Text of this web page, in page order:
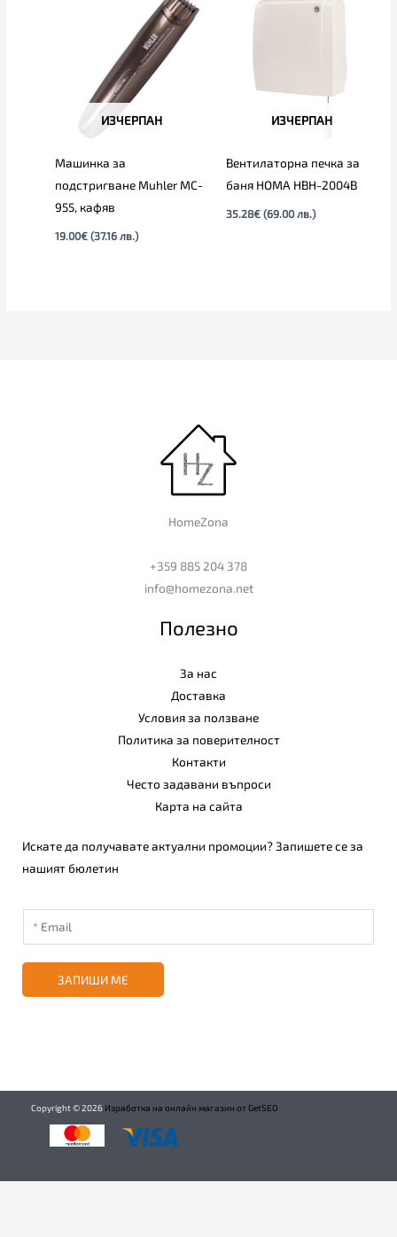
ИЗЧЕРПАН
Машинка за
подстригване Muhler MC-
955, кафяв
19.00€ (37.16 лв.)
ИЗЧЕРПАН
Вентилаторна печка за
баня HOMA HBH-2004B
35.28€ (69.00 лв.)
HomeZona
+359 885 204 378
info@homezona.net
Полезно
За нас
Доставка
Условия за ползване
Политика за поверителност
Контакти
Често задавани въпроси
Карта на сайта
Искате да получавате актуални промоции? Запишете се за
нашият бюлетин
ЗАПИШИ МЕ
Copyright ©2026 Изработка на онлайн магазин от GetSEO